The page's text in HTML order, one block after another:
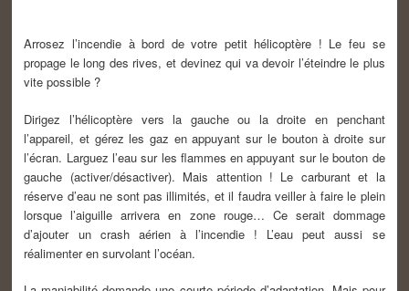
Arrosez l’incendie à bord de votre petit hélicoptère ! Le feu se
propage le long des rives, et devinez qui va devoir l’éteindre le plus
vite possible ?
Dirigez l’hélicoptère vers la gauche ou la droite en penchant
l’appareil, et gérez les gaz en appuyant sur le bouton à droite sur
l’écran. Larguez l’eau sur les flammes en appuyant sur le bouton de
gauche (activer/désactiver). Mais attention ! Le carburant et la
réserve d’eau ne sont pas illimités, et il faudra veiller à faire le plein
lorsque l’aiguille arrivera en zone rouge… Ce serait dommage
d’ajouter un crash aérien à l’incendie ! L’eau peut aussi se
réalimenter en survolant l’océan.